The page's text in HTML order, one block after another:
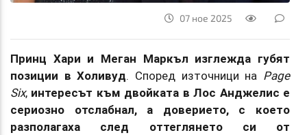
07 ное 2025
Принц Хари и Меган Маркъл изглежда губят
позиции в Холивуд. Според източници на Page
Six, интересът към двойката в Лос Анджелис е
сериозно отслабнал, а доверието, с което
разполагаха след оттеглянето си от